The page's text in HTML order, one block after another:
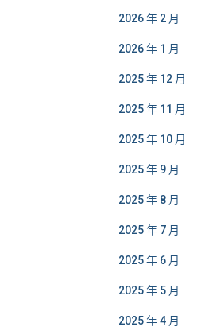
2026 年 2 月
2026 年 1 月
2025 年 12 月
2025 年 11 月
2025 年 10 月
2025 年 9 月
2025 年 8 月
2025 年 7 月
2025 年 6 月
2025 年 5 月
2025 年 4 月